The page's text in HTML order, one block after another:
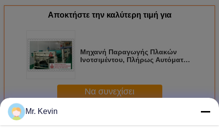
Αποκτήστε την καλύτερη τιμή για
Μηχανή Παραγωγής Πλακών
Ινοτσιμέντου, Πλήρως Αυτόματη
Να συνεχίσει
Περισσότεροι
Mr. Kevin